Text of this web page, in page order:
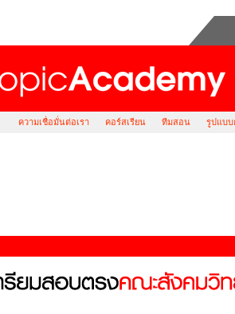
ความเชื่อมั่นต่อเรา คอร์สเรียน ทีมสอน รูปแบบ